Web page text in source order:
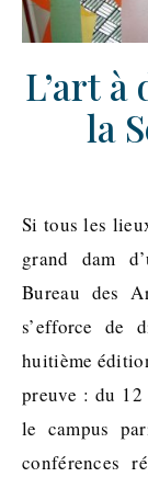
L’art
la
Si tous les lieux culturels sont actuellement fermés, au
grand dam
Bureau des
s’efforce de
huitième
preuve : du 12
le campus
conférences